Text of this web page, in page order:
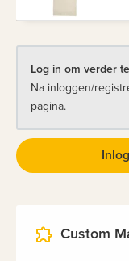
Log in om verder
Na inloggen/
pagina.
Custom